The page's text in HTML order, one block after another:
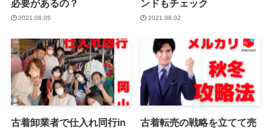
必要があるの？
2021.08.05
ンドもチェック
2021.08.02
古着卸業者で仕入れ同行in
古着転売の戦略を立てて売